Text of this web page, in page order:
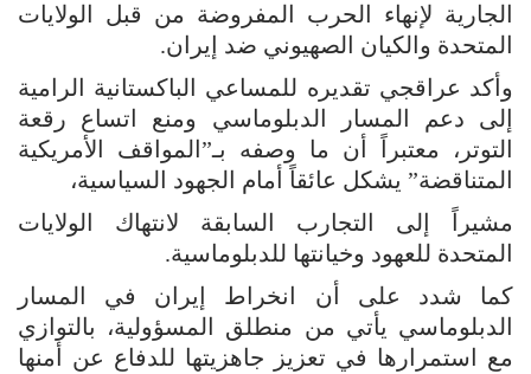
الجارية لإنهاء الحرب المفروضة من قبل الولايات
المتحدة والكيان الصهيوني ضد إيران.
وأكد عراقجي تقديره للمساعي الباكستانية الرامية
إلى دعم المسار الدبلوماسي ومنع اتساع رقعة
التوتر، معتبراً أن ما وصفه بـ”المواقف الأمريكية
المتناقضة” يشكل عائقاً أمام الجهود السياسية،
مشيراً إلى التجارب السابقة لانتهاك الولايات
المتحدة للعهود وخيانتها للدبلوماسية.
كما شدد على أن انخراط إيران في المسار
الدبلوماسي يأتي من منطلق المسؤولية، بالتوازي
مع استمرارها في تعزيز جاهزيتها للدفاع عن أمنها